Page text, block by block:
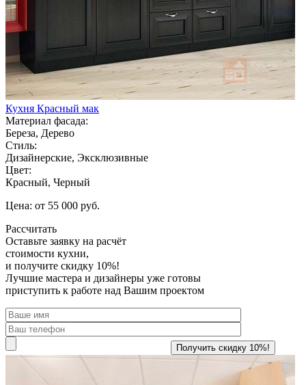
Кухня Красный мак
Материал фасада:
Береза, Дерево
Стиль:
Дизайнерские, Эксклюзивные
Цвет:
Красный, Черный
Цена: от 55 000 руб.
Рассчитать
Оставьте заявку на расчёт
стоимости кухни,
и получите скидку 10%!
Лучшие мастера и дизайнеры уже готовы
приступить к работе над Вашим проектом